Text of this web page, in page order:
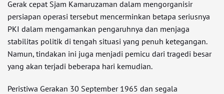
Gerak cepat Sjam Kamaruzaman dalam mengorganisir
persiapan operasi tersebut mencerminkan betapa seriusnya
PKI dalam mengamankan pengaruhnya dan menjaga
stabilitas politik di tengah situasi yang penuh ketegangan.
Namun, tindakan ini juga menjadi pemicu dari tragedi besar
yang akan terjadi beberapa hari kemudian.
Peristiwa Gerakan 30 September 1965 dan segala